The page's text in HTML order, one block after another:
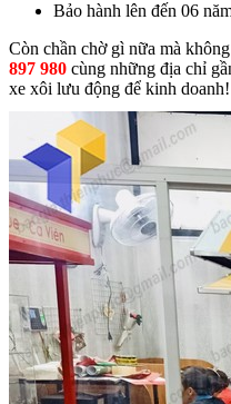
Bảo hành lên đến 06
Còn chần chờ gì nữa mà
897 980 cùng những địa chỉ
xe xôi lưu động để kinh doanh!